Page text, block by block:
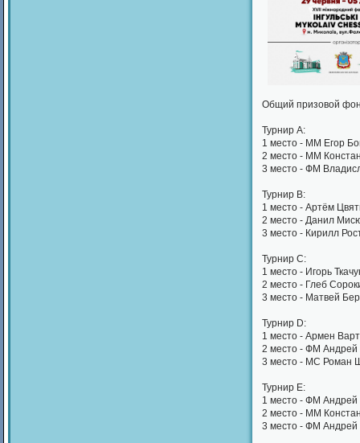
Общий призовой
Турнир А:
1 место - ММ Егор
2 место - ММ
3 место - ФМ
Турнир В:
1 место - Артём
2 место - Данил
3 место - Кирилл
Турнир С:
1 место - Игорь
2 место - Глеб
3 место - Матвей
Турнир D:
1 место - Армен
2 место - ФМ Андрей
3 место - МС Роман
Турнир E:
1 место - ФМ Андрей
2 место - ММ
3 место - ФМ Андрей